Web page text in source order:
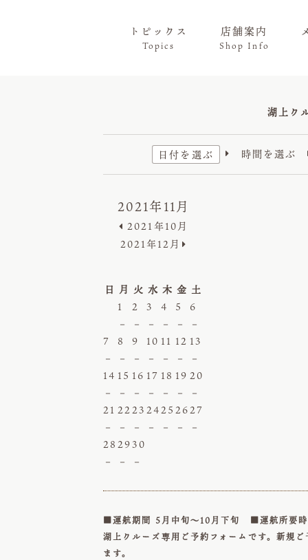
トピックス
Topics
店舗案内
Shop Info
湖上ク
日付を選ぶ  時間を選ぶ
2021年11月
2021年10月
2021年12月
日 月 火 水 木 金 土
1
－
2
－
3
－
4
－
5
－
6
－
7
－
8
－
9
－
10
－
11
－
12
－
13
－
14
－
15
－
16
－
17
－
18
－
19
－
20
－
21
－
22
－
23
－
24
－
25
－
26
－
27
－
28
－
29
－
30
－
■運航期間 5月中旬～10月下旬 ■運航所要
湖上クルーズ専用ご予約フォームです。新規
ます。